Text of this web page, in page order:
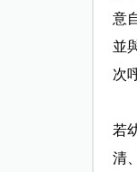
意
並
次
若
清